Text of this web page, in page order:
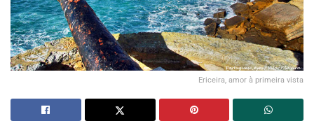
Ericeira, amor à primeira vista